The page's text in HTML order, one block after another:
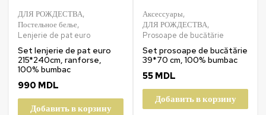
ДЛЯ РОЖДЕСТВА,
Постельное белье,
Lenjerie de pat euro
Set lenjerie de pat euro
215*240cm, ranforse,
100% bumbac
990 MDL
Добавить в корзину
Аксессуары,
ДЛЯ РОЖДЕСТВА,
Prosoape de bucătărie
Set prosoape de bucătărie
39*70 cm, 100% bumbac
55 MDL
Добавить в корзину